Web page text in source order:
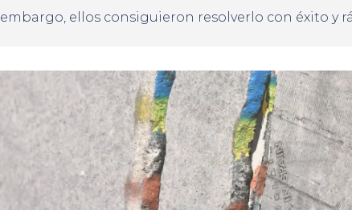
embargo, ellos consiguieron resolverlo con éxito y